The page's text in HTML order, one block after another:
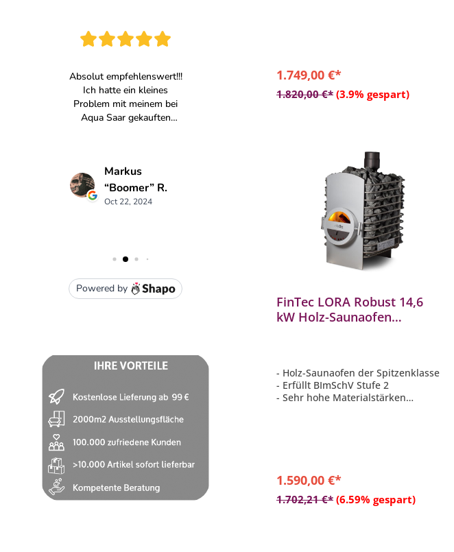
1.749,00 €*
1.820,00 €* (3.9% gespart)
In den Warenkorb
FinTec LORA Robust 14,6
kW Holz-Saunaofen
- Holz-Saunaofen der Spitzenklasse
- Erfüllt BImSchV Stufe 2
- Sehr hohe Materialstärken
1.590,00 €*
1.702,21 €* (6.59% gespart)
In den Warenkorb